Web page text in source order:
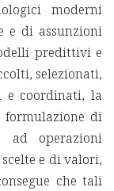
moderni
e di assunzioni
predittivi e
selezionati,
e coordinati, la
formulazione di
ad operazioni
e di valori,
che tali